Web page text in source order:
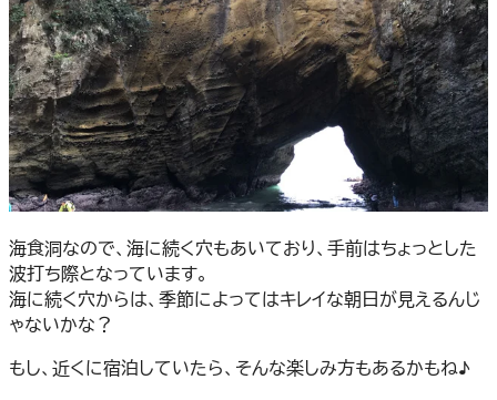
海食洞なので、海に続く穴もあいており、手前はちょっとした
波打ち際となっています。
海に続く穴からは、季節によってはキレイな朝日が見えるんじ
ゃないかな？
もし、近くに宿泊していたら、そんな楽しみ方もあるかもね♪